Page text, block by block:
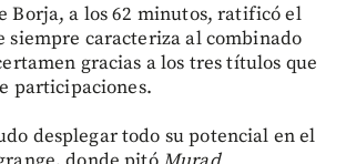
Borja, a los 62 minutos, ratificó el
siempre caracteriza al combinado
gracias a los tres títulos que
participaciones.
desplegar todo su potencial en el